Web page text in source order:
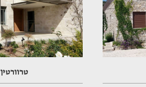
טרוורטין